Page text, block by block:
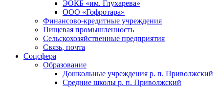
ЭОКБ «им. Глухарева»
ООО «Гофротара»
Финансово-кредитные учреждения
Пищевая промышленность
Сельскохозяйственные предприятия
Связь, почта
Соцсфера
Образование
Дошкольные учреждения р. п. Приволжский
Средние школы р. п. Приволжский